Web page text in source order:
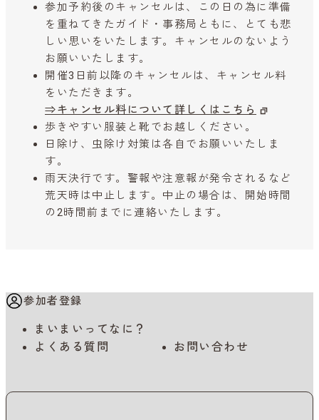
参加予約後のキャンセルは、この日の為に準備
を重ねてきたガイド・事務局ともに、とても悲
しい思いをいたします。キャンセルのないよう
お願いいたします。
開催3日前以降のキャンセルは、キャンセル料
をいただきます。
⇒キャンセル料について詳しくはこちら
歩きやすい服装と靴でお越しください。
日除け、虫除け対策は各自でお願いいたしま
す。
雨天決行です。警報や注意報が発令されるなど
荒天時は中止します。中止の場合は、開始時間
の2時間前までに連絡いたします。
参加者登録
まいまいってなに？
よくある質問
お問い合わせ